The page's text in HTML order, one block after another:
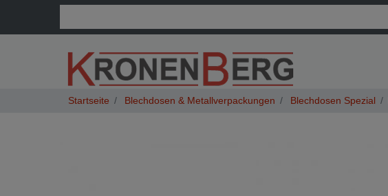
Blechdosen & Metallverpackungen Blechdosen Spezial